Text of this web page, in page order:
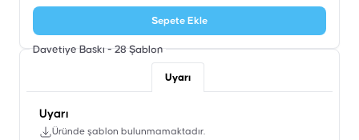
Sepete Ekle
Davetiye Baskı - 28 Şablon
Uyarı
Uyarı
Üründe şablon bulunmamaktadır.